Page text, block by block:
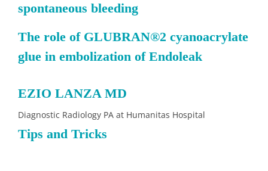
spontaneous bleeding
The role of GLUBRAN®2 cyanoacrylate
glue in embolization of Endoleak
EZIO LANZA MD
Diagnostic Radiology PA at Humanitas Hospital
Tips and Tricks